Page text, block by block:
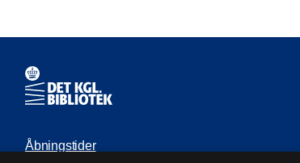
Kontaktinformationer
Åbningstider